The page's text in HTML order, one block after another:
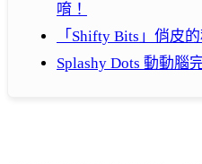
唷！
「Shifty Bits」俏皮
Splashy Dots 動動腦